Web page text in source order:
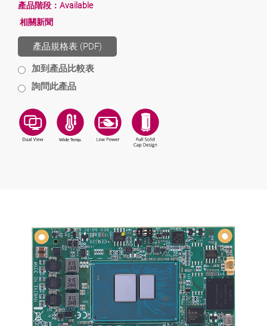
產品階段： Available
相關新聞
產品規格表 (PDF)
加到產品比較表
詢問此產品